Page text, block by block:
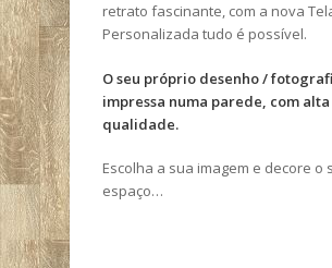
retrato fascinante, com a nova
Personalizada tudo é possível.
O seu próprio desenho /
impressa numa parede, com alta
qualidade.
Escolha a sua imagem e decore o
espaço…